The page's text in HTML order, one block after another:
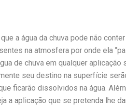
a água da chuva pode não
na atmosfera por onde ela
de chuva em qualquer
seu destino na superfície
e ficarão dissolvidos na água.
a aplicação que se pretenda lhe